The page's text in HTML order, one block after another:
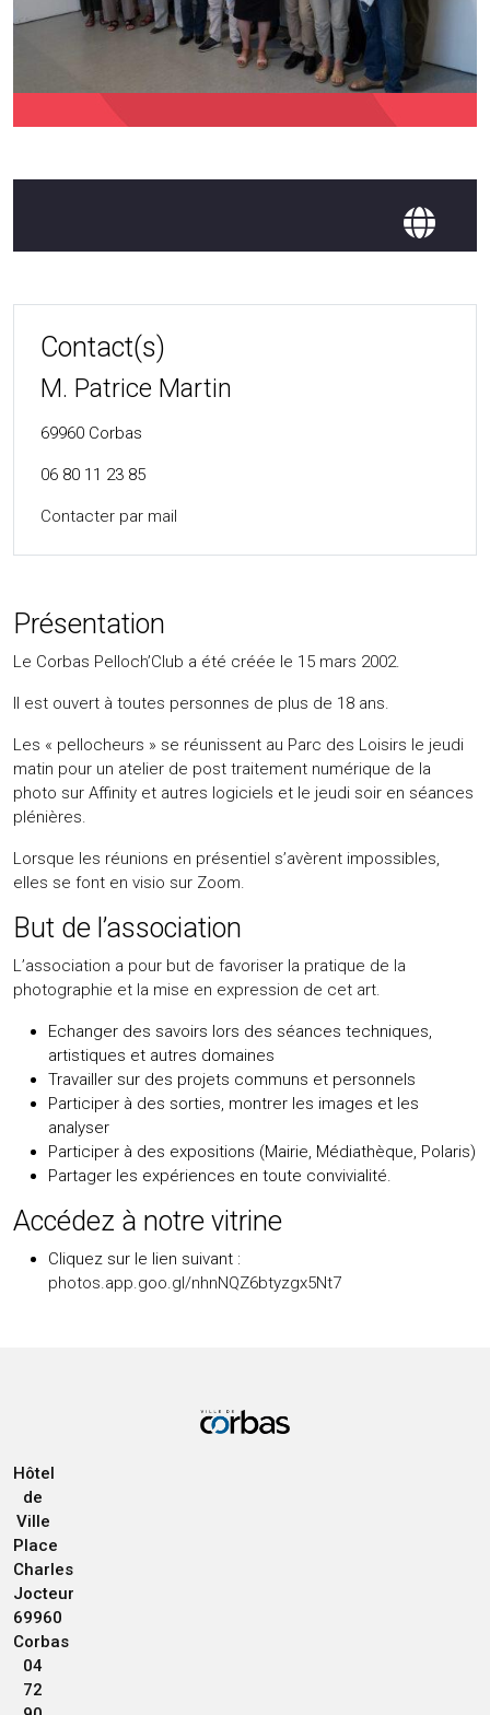
Contact(s)
M. Patrice Martin
69960 Corbas
06 80 11 23 85
Contacter par mail
Présentation
Le Corbas Pelloch’Club a été créée le 15 mars 2002.
Il est ouvert à toutes personnes de plus de 18 ans.
Les « pellocheurs » se réunissent au Parc des Loisirs le jeudi
matin pour un atelier de post traitement numérique de la
photo sur Affinity et autres logiciels et le jeudi soir en séances
plénières.
Lorsque les réunions en présentiel s’avèrent impossibles,
elles se font en visio sur Zoom.
But de l’association
L’association a pour but de favoriser la pratique de la
photographie et la mise en expression de cet art.
Echanger des savoirs lors des séances techniques,
artistiques et autres domaines
Travailler sur des projets communs et personnels
Participer à des sorties, montrer les images et les
analyser
Participer à des expositions (Mairie, Médiathèque, Polaris)
Partager les expériences en toute convivialité.
Accédez à notre vitrine
Cliquez sur le lien suivant :
photos.app.goo.gl/nhnNQZ6btyzgx5Nt7
Hôtel
de
Ville
Place
Charles
Jocteur
69960
Corbas
04
72